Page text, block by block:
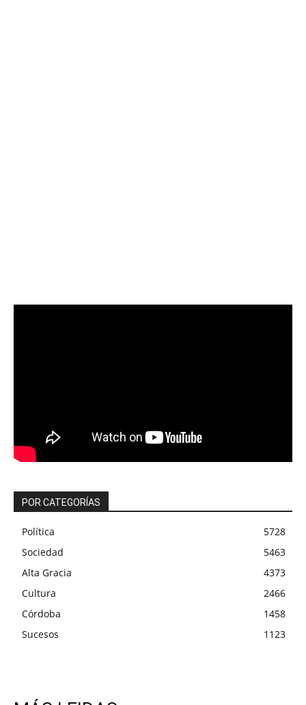
POR CATEGORÍAS
Política
5728
Sociedad
5463
Alta Gracia
4373
Cultura
2466
Córdoba
1458
Sucesos
1123